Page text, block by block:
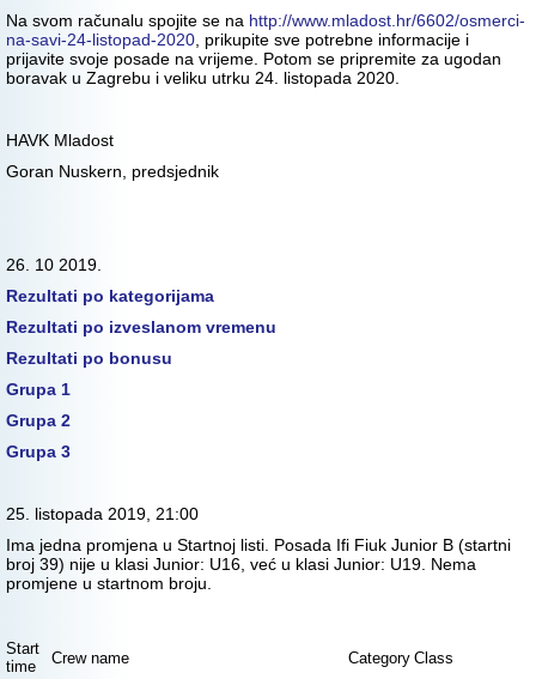
Na svom računalu spojite se na http://www.mladost.hr/6602/osmerci-
na-savi-24-listopad-2020 , prikupite sve potrebne informacije i
prijavite svoje posade na vrijeme. Potom se pripremite za ugodan
boravak u Zagrebu i veliku utrku 24. listopada 2020.
HAVK Mladost
Goran Nuskern, predsjednik
26. 10 2019.
Rezultati po kategorijama
Rezultati po izveslanom vremenu
Rezultati po bonusu
Grupa 1
Grupa 2
Grupa 3
25. listopada 2019, 21:00
Ima jedna promjena u Startnoj listi. Posada Ifi Fiuk Junior B (startni
broj 39) nije u klasi Junior: U16, već u klasi Junior: U19. Nema
promjene u startnom broju.
Start
time
Crew name Category Class